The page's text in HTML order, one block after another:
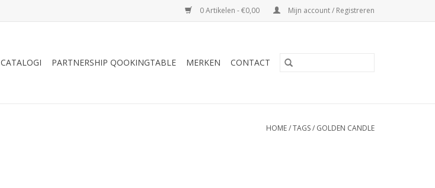
0 Artikelen - €0,00 Mijn account / Registreren
CATALOGI PARTNERSHIP QOOKINGTABLE MERKEN CONTACT
HOME/TAGS/ GOLDEN CANDLE